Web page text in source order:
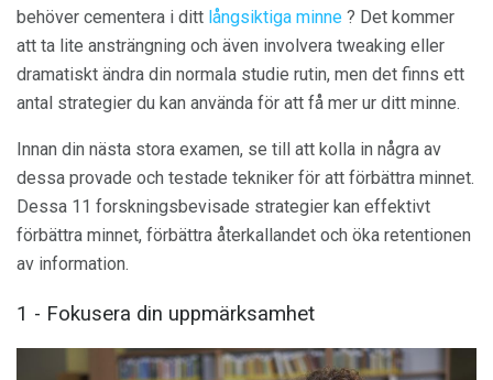
behöver cementera i ditt långsiktiga minne ? Det kommer
att ta lite ansträngning och även involvera tweaking eller
dramatiskt ändra din normala studie rutin, men det finns ett
antal strategier du kan använda för att få mer ur ditt minne.
Innan din nästa stora examen, se till att kolla in några av
dessa provade och testade tekniker för att förbättra minnet.
Dessa 11 forskningsbevisade strategier kan effektivt
förbättra minnet, förbättra återkallandet och öka retentionen
av information.
1 - Fokusera din uppmärksamhet